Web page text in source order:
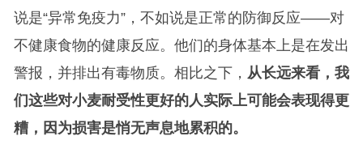
说是“异常免疫力”，不如说是正常的防御反应——对
不健康食物的健康反应。他们的身体基本上是在发出
警报，并排出有毒物质。相比之下， 从长远来看，我
们这些对小麦耐受性更好的人实际上可能会表现得更
糟，因为损害是悄无声息地累积的。